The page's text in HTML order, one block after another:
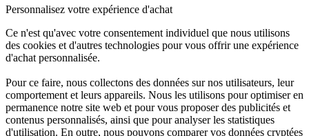
Personnalisez votre expérience d'achat
Ce n'est qu'avec votre consentement individuel que nous utilisons
des cookies et d'autres technologies pour vous offrir une expérience
d'achat personnalisée.
Pour ce faire, nous collectons des données sur nos utilisateurs, leur
comportement et leurs appareils. Nous les utilisons pour optimiser en
permanence notre site web et pour vous proposer des publicités et
contenus personnalisés, ainsi que pour analyser les statistiques
d'utilisation. En outre, nous pouvons comparer vos données cryptées